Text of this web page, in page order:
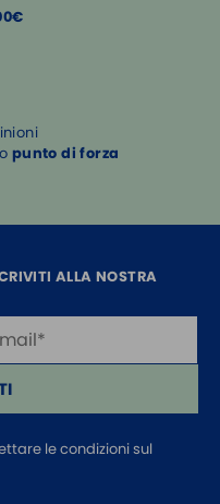
punto di forza
ALLA NOSTRA
le condizioni sul